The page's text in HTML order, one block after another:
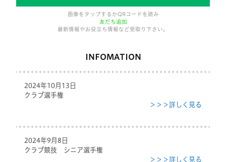
画像をタップするかQRコードを読み
友だち追加
最新情報やお役立ち情報など受取り下さい。
INFOMATION
2024年10月13日
クラブ選手権
＞＞＞詳しく見る
2024年9月8日
クラブ競技 シニア選手権
＞＞＞詳しく見る